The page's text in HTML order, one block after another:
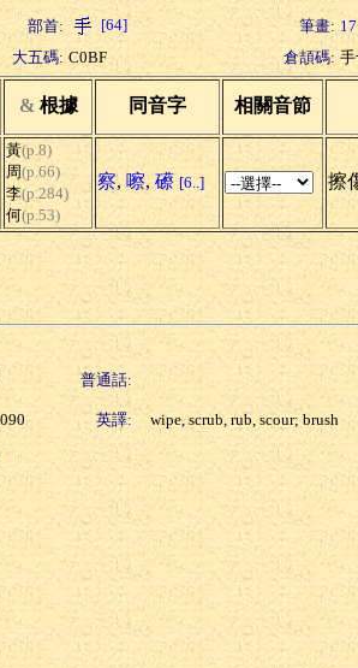
部首: [64] 筆畫: 17
大五碼: C0BF 倉頡碼:
& 根據 同音字 相關音節
黃(p.8)
周(p.66)
李(p.284)
何(p.53)
察, 嚓, 礤 [6..] 擦
普通話:
英譯: wipe, scrub, rub, scour; brush